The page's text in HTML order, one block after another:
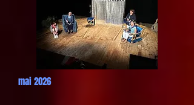
mai 2026